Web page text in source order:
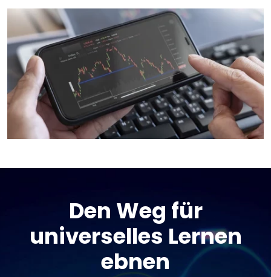
Den Weg für
universelles Lernen
ebnen